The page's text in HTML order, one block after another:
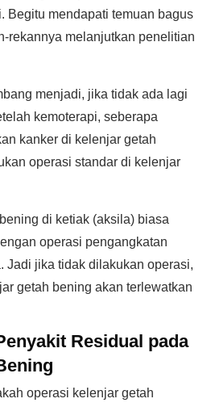
Begitu mendapati temuan bagus
rekannya melanjutkan penelitian
menjadi, jika tidak ada lagi
kemoterapi, seberapa
kanker di kelenjar getah
operasi standar di kelenjar
di ketiak (aksila) biasa
operasi pengangkatan
Jadi jika tidak dilakukan operasi,
getah bening akan terlewatkan
Residual pada
operasi kelenjar getah